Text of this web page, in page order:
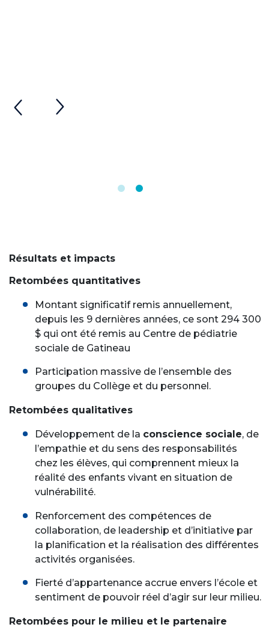
Résultats et impacts
Retombées quantitatives
Montant significatif remis annuellement,
depuis les 9 dernières années, ce sont 294 300
$ qui ont été remis au Centre de pédiatrie
sociale de Gatineau
Participation massive de l’ensemble des
groupes du Collège et du personnel.
Retombées qualitatives
Développement de la conscience sociale, de
l’empathie et du sens des responsabilités
chez les élèves, qui comprennent mieux la
réalité des enfants vivant en situation de
vulnérabilité.
Renforcement des compétences de
collaboration, de leadership et d’initiative par
la planification et la réalisation des différentes
activités organisées.
Fierté d’appartenance accrue envers l’école et
sentiment de pouvoir réel d’agir sur leur milieu.
Retombées pour le milieu et le partenaire